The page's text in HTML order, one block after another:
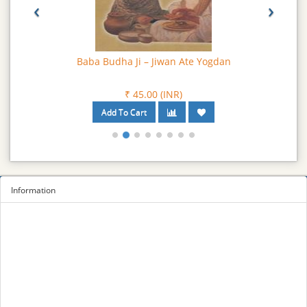
Baba Budha Ji – Jiwan Ate Yogdan
₹ 45.00 (INR)
‹ ›
Information